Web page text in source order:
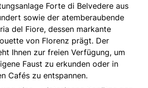
Forte di Belvedere aus
sowie der atemberaubende
del Fiore, dessen markante
von Florenz prägt. Der
Ihnen zur freien Verfügung, um
Faust zu erkunden oder in
Cafés zu entspannen.